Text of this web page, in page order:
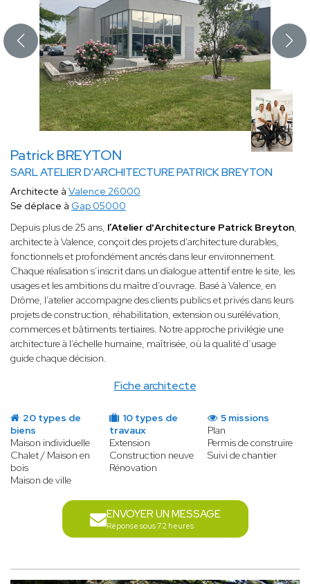
Patrick BREYTON
SARL ATELIER D'ARCHITECTURE PATRICK BREYTON
Fiche architecte
Architecte à Valence 26000
Se déplace à Gap 05000
Depuis plus de 25 ans, l’Atelier d'Architecture Patrick Breyton,
architecte à Valence, conçoit des projets d’architecture durables,
fonctionnels et profondément ancrés dans leur environnement.
Chaque réalisation s’inscrit dans un dialogue attentif entre le site, les
usages et les ambitions du maître d’ouvrage. Basé à Valence, en
Drôme, l’atelier accompagne des clients publics et privés dans leurs
projets de construction, réhabilitation, extension ou surélévation,
commerces et bâtiments tertiaires. Notre approche privilégie une
architecture à l’échelle humaine, maîtrisée, où la qualité d’usage
guide chaque décision.
20 types de
biens
Maison individuelle
Chalet / Maison en
bois
Maison de ville
10 types de
travaux
Extension
Construction neuve
Rénovation
5 missions
Plan
Permis de construire
Suivi de chantier
ENVOYER UN MESSAGE
Réponse sous 72 heures